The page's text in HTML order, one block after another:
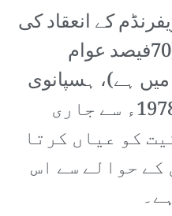
کے انعقاد کی
خواہشات کے برعکس(70فیصد عوام
ہے)، ہسپانوی
ریاست کا بہیمانہ جبر 1978ء سے جاری
کو عیاں کرتا
کے حوالے سے اس